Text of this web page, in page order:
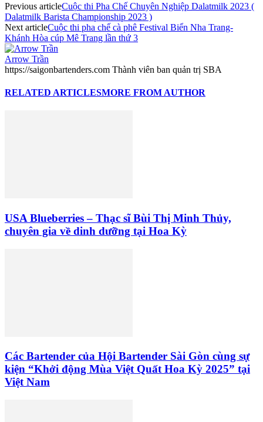
Previous articleCuộc thi Pha Chế Chuyên Nghiệp Dalatmilk 2023 (
Dalatmilk Barista Championship 2023 )
Next articleCuộc thi pha chế cà phê Festival Biển Nha Trang-
Khánh Hòa cúp Mê Trang lần thứ 3
Arrow Trần
https://saigonbartenders.com Thành viên ban quản trị SBA
RELATED ARTICLESMORE FROM AUTHOR
USA Blueberries – Thạc sĩ Bùi Thị Minh Thủy,
chuyên gia về dinh dưỡng tại Hoa Kỳ
Các Bartender của Hội Bartender Sài Gòn cùng sự
kiện “Khởi động Mùa Việt Quất Hoa Kỳ 2025” tại
Việt Nam